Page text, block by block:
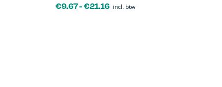
€9.67-€21.16 incl. btw